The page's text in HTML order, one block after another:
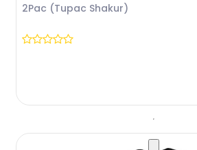
2Pac (Tupac Shakur)